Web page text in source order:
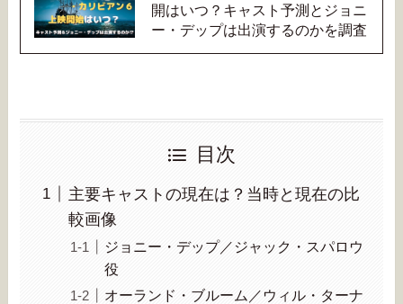
開はいつ？キャスト予測とジョニ
ー・デップは出演するのかを調査
目次
主要キャストの現在は？当時と現在の比
較画像
ジョニー・デップ／ジャック・スパロウ
役
オーランド・ブルーム／ウィル・ターナ